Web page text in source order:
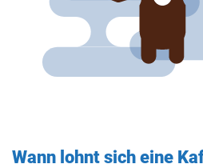
Wann lohnt sich eine